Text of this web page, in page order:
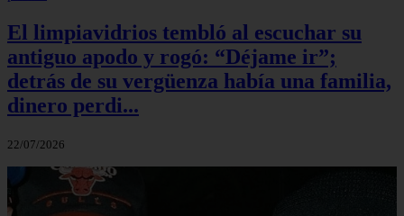
El limpiavidrios tembló al escuchar su
antiguo apodo y rogó: “Déjame ir”;
detrás de su vergüenza había una familia,
dinero perdi...
22/07/2026